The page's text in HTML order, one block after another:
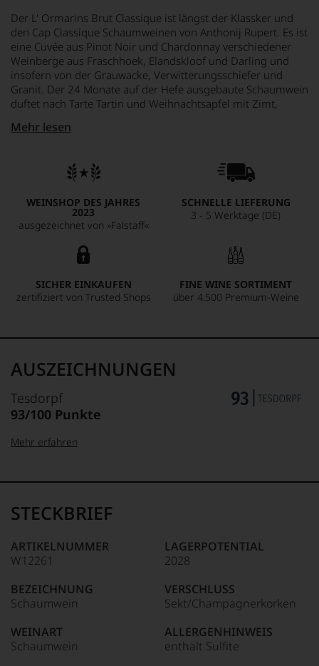
Der L' Ormarins Brut Classique ist längst der Klassker und
den Cap Classique Schaumweinen von Anthonij Rupert. Es ist
eine Cuvée aus Pinot Noir und Chardonnay verschiedener
Weinberge aus Fraschhoek, Elandskloof und Darling und
insofern von der Grauwacke, Verwitterungsschiefer und
Granit. Der 24 Monate auf der Hefe ausgebaute Schaumwein
duftet nach Tarte Tartin und Weihnachtsapfel mit Zimt,
lebendig, elegant und komplex mit einem feinen Mousseux,
Mehr lesen
WEINSHOP DES JAHRES
2023
ausgezeichnet von »Falstaff«
SCHNELLE LIEFERUNG
3 - 5 Werktage (DE)
SICHER EINKAUFEN
zertifiziert von Trusted Shops
FINE WINE SORTIMENT
über 4.500 Premium-Weine
AUSZEICHNUNGEN
Tesdorpf
93/100 Punkte
95–98 Punkte:
90–94 Punkte:
Name
Tesdorpf
für
»Fine
für
die
edlen
Weine
der
Welt,
Mehr erfahren
STECKBRIEF
ARTIKELNUMMER
W12261
BEZEICHNUNG
Schaumwein
WEINART
Schaumwein
LAGERPOTENTIAL
2028
VERSCHLUSS
Sekt/Champagnerkorken
ALLERGENHINWEIS
enthält Sulfite